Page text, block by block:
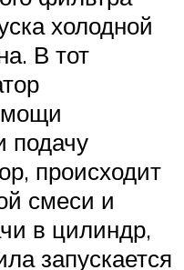
холодной
В тот
подачу
происходит
смеси и
в цилиндр,
запускается